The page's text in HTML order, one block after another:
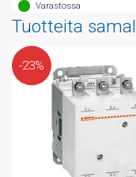
oli:
67,57 €.
52,56 €.
Varastossa
Tuotteita
-23%